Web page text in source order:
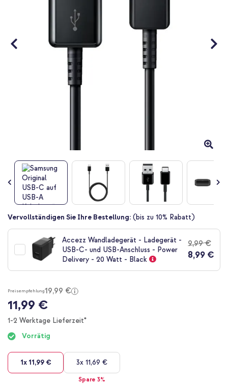
Zum
Bildgalerie
springen
Vervollständigen Sie Ihre Bestellung: (bis zu 10% Rabatt)
Accezz Wandladegerät - Ladegerät -
USB-C- und USB-Anschluss - Power
Delivery - 20 Watt - Black
9,99 €
8,99 €
Preisempfehlung19,99 €
11,99 €
1-2 Werktage Lieferzeit*
Vorrätig
1x 11,99 € 3x 11,69 €
Spare 3%